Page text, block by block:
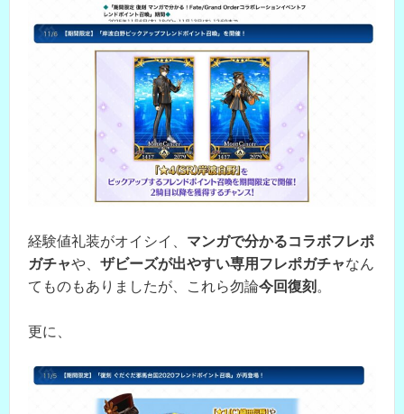
経験値礼装がオイシイ、 マンガで分かるコラボフレポ
ガチャや、 ザビーズが出やすい専用フレポガチャなん
てものもありましたが、これら勿論今回復刻 。
更に、